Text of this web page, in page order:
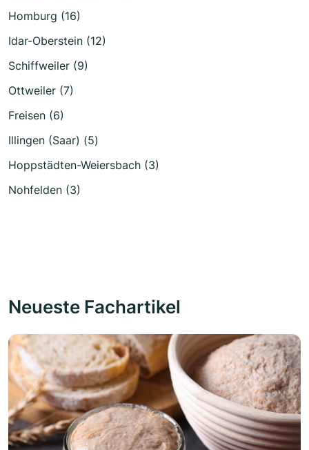
Homburg (16)
Idar-Oberstein (12)
Schiffweiler (9)
Ottweiler (7)
Freisen (6)
Illingen (Saar) (5)
Hoppstädten-Weiersbach (3)
Nohfelden (3)
Neueste Fachartikel